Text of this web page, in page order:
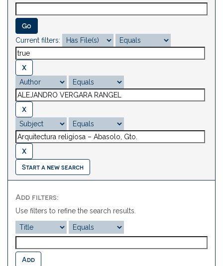
Current filters:
Start a new search
Add filters:
Use filters to refine the search results.